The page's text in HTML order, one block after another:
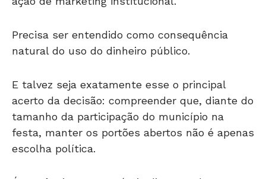
Precisa ser entendido como consequência
natural do uso do dinheiro público.
E talvez seja exatamente esse o principal
acerto da decisão: compreender que, diante do
tamanho da participação do município na
festa, manter os portões abertos não é apenas
escolha política.